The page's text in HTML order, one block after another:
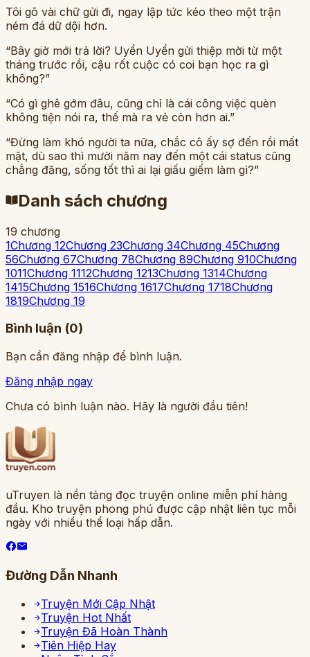
Tôi gõ vài chữ gửi đi, ngay lập tức kéo theo một trận
ném đá dữ dội hơn.
“Bây giờ mới trả lời? Uyển Uyển gửi thiệp mời từ một
tháng trước rồi, cậu rốt cuộc có coi bạn học ra gì
không?”
“Có gì ghê gớm đâu, cũng chỉ là cái công việc quèn
không tiện nói ra, thế mà ra vẻ còn hơn ai.”
“Đừng làm khó người ta nữa, chắc cô ấy sợ đến rồi mất
mặt, dù sao thì mười năm nay đến một cái status cũng
chẳng đăng, sống tốt thì ai lại giấu giếm làm gì?”
Danh sách chương
19 chương
1Chương 12Chương 23Chương 34Chương 45Chương
56Chương 67Chương 78Chương 89Chương 910Chương
1011Chương 1112Chương 1213Chương 1314Chương
1415Chương 1516Chương 1617Chương 1718Chương
1819Chương 19
Bình luận (0)
Bạn cần đăng nhập để bình luận.
Đăng nhập ngay
Chưa có bình luận nào. Hãy là người đầu tiên!
uTruyen là nền tảng đọc truyện online miễn phí hàng
đầu. Kho truyện phong phú được cập nhật liên tục mỗi
ngày với nhiều thể loại hấp dẫn.
Đường Dẫn Nhanh
Truyện Mới Cập Nhật
Truyện Hot Nhất
Truyện Đã Hoàn Thành
Tiên Hiệp Hay